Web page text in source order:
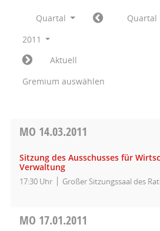
Quartal
Quartal
2011
Aktuell
Gremium auswählen
MO 14.03.2011
Sitzung des Ausschusses für
Verwaltung
17:30 Uhr Großer Sitzungssaal des
MO 17.01.2011